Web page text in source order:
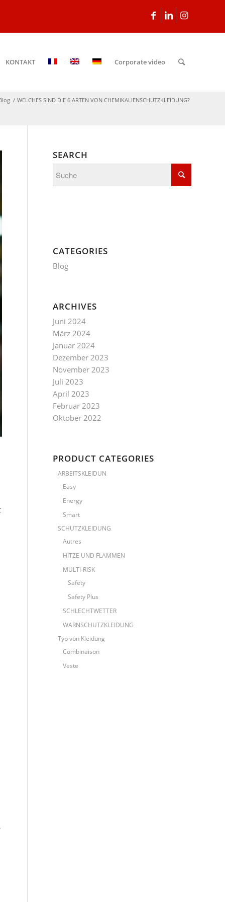
KONTAKT Corporate video
/ WELCHES SIND DIE 6 ARTEN VON CHEMIKALIENSCHUTZKLEIDUNG?
SEARCH
CATEGORIES
Blog
ARCHIVES
Juni 2024
März 2024
Januar 2024
Dezember 2023
November 2023
Juli 2023
April 2023
Februar 2023
Oktober 2022
PRODUCT CATEGORIES
ARBEITSKLEIDUN
Easy
Energy
Smart
SCHUTZKLEIDUNG
Autres
HITZE UND FLAMMEN
MULTI-RISK
Safety
Safety Plus
SCHLECHTWETTER
WARNSCHUTZKLEIDUNG
Typ von Kleidung
Combinaison
Veste